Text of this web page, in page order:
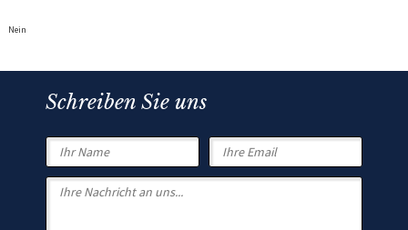
Nein
Schreiben Sie uns